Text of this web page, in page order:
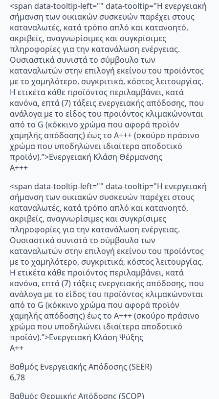
<span data-tooltip-left="" data-tooltip="Η ενεργειακή
σήμανση των οικιακών συσκευών παρέχει στους
καταναλωτές, κατά τρόπο απλό και κατανοητό,
ακριβείς, αναγνωρίσιμες και συγκρίσιμες
πληροφορίες για την κατανάλωση ενέργειας.
Ουσιαστικά συνιστά το σύμβουλο των
καταναλωτών στην επιλογή εκείνου του προϊόντος
με το χαμηλότερο, συγκριτικά, κόστος λειτουργίας.
Η ετικέτα κάθε προϊόντος περιλαμβάνει, κατά
κανόνα, επτά (7) τάξεις ενεργειακής απόδοσης, που
ανάλογα με το είδος του προϊόντος κλιμακώνονται
από το G (κόκκινο χρώμα που αφορά προϊόν
χαμηλής απόδοσης) έως το Α+++ (σκούρο πράσινο
χρώμα που υποδηλώνει ιδιαίτερα αποδοτικό
προϊόν).”>Ενεργειακή Κλάση Θέρμανσης
A+++
<span data-tooltip-left="" data-tooltip="Η ενεργειακή
σήμανση των οικιακών συσκευών παρέχει στους
καταναλωτές, κατά τρόπο απλό και κατανοητό,
ακριβείς, αναγνωρίσιμες και συγκρίσιμες
πληροφορίες για την κατανάλωση ενέργειας.
Ουσιαστικά συνιστά το σύμβουλο των
καταναλωτών στην επιλογή εκείνου του προϊόντος
με το χαμηλότερο, συγκριτικά, κόστος λειτουργίας.
Η ετικέτα κάθε προϊόντος περιλαμβάνει, κατά
κανόνα, επτά (7) τάξεις ενεργειακής απόδοσης, που
ανάλογα με το είδος του προϊόντος κλιμακώνονται
από το G (κόκκινο χρώμα που αφορά προϊόν
χαμηλής απόδοσης) έως το Α+++ (σκούρο πράσινο
χρώμα που υποδηλώνει ιδιαίτερα αποδοτικό
προϊόν).”>Ενεργειακή Κλάση Ψύξης
A++
Βαθμός Ενεργειακής Απόδοσης (SEER)
6,78
Βαθμός Θερμικής Απόδοσης (SCOP)